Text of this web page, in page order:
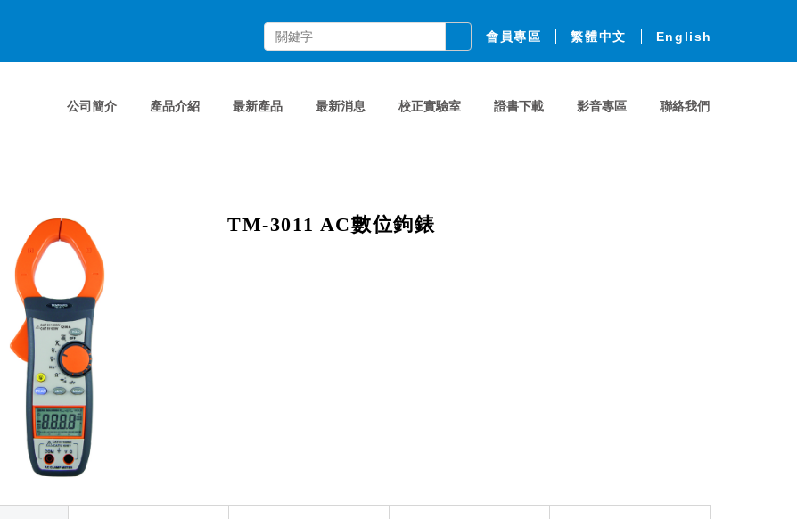
會員專區 繁體中文 English
公司簡介 產品介紹 最新產品 最新消息 校正實驗室 證書下載 影音專區 聯絡我們
TM-3011 AC數位鉤錶